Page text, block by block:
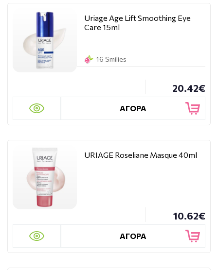
Uriage Age Lift Smoothing Eye
Care 15ml
16 Smilies
20.42€
ΑΓΟΡΑ
URIAGE Roseliane Masque 40ml
10.62€
ΑΓΟΡΑ